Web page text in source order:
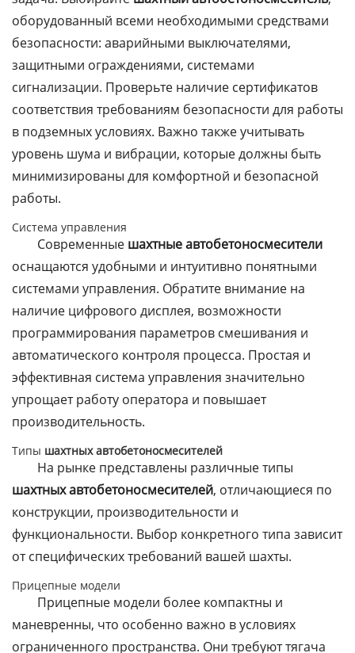
оборудованный всеми необходимыми средствами
безопасности: аварийными выключателями,
защитными ограждениями, системами
сигнализации. Проверьте наличие сертификатов
соответствия требованиям безопасности для работы
в подземных условиях. Важно также учитывать
уровень шума и вибрации, которые должны быть
минимизированы для комфортной и безопасной
работы.
Система управления
Современные шахтные автобетоносмесители
оснащаются удобными и интуитивно понятными
системами управления. Обратите внимание на
наличие цифрового дисплея, возможности
программирования параметров смешивания и
автоматического контроля процесса. Простая и
эффективная система управления значительно
упрощает работу оператора и повышает
производительность.
Типы шахтных автобетоносмесителей
На рынке представлены различные типы
шахтных автобетоносмесителей, отличающиеся по
конструкции, производительности и
функциональности. Выбор конкретного типа зависит
от специфических требований вашей шахты.
Прицепные модели
Прицепные модели более компактны и
маневренны, что особенно важно в условиях
ограниченного пространства. Они требуют тягача